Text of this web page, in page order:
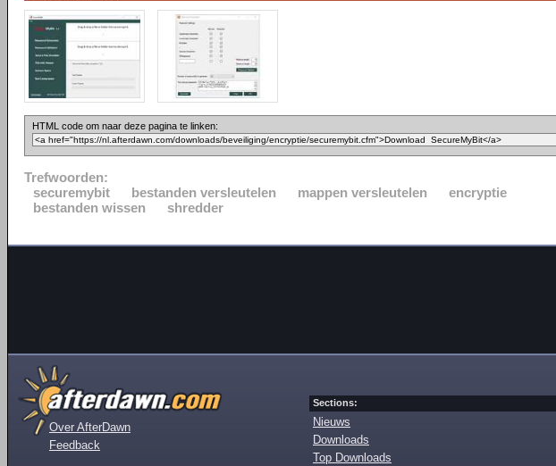
HTML code om naar deze pagina te linken:
Trefwoorden:
securemybit
bestanden versleutelen mappen versleutelen
encryptie
bestanden wissen
shredder
Over AfterDawn
Feedback
Sections:
Nieuws
Downloads
Top Downloads